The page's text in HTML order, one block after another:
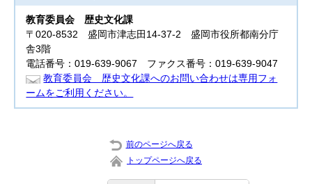
教育委員会 歴史文化課
〒020-8532 盛岡市津志田14-37-2 盛岡市役所都南分庁
舎3階
電話番号：019-639-9067 ファクス番号：019-639-9047
教育委員会 歴史文化課へのお問い合わせは専用フォ
ームをご利用ください。
前のページへ戻る
トップページへ戻る